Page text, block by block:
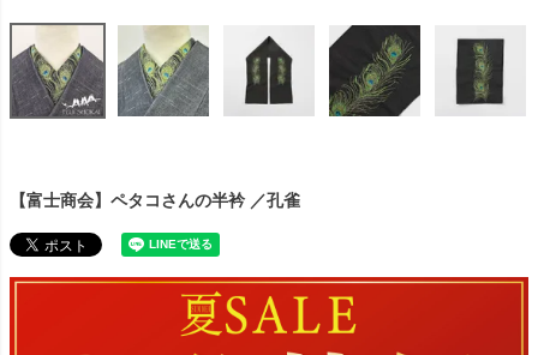
【富士商会】ペタコさんの半衿 ／孔雀